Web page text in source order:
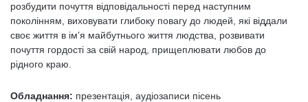
розбудити почуття відповідальності перед наступним
поколінням, виховувати глибоку повагу до людей, які віддали
своє життя в ім’я майбутнього життя людства, розвивати
почуття гордості за свій народ, прищеплювати любов до
рідного краю.
Обладнання: презентація, аудіозаписи пісень